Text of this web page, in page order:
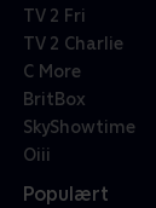
TV 2 Fri
TV 2 Charlie
C More
BritBox
SkyShowtime
Oiii
Populært